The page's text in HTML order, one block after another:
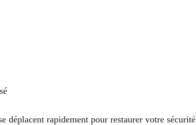
déplacent rapidement pour restaurer votre